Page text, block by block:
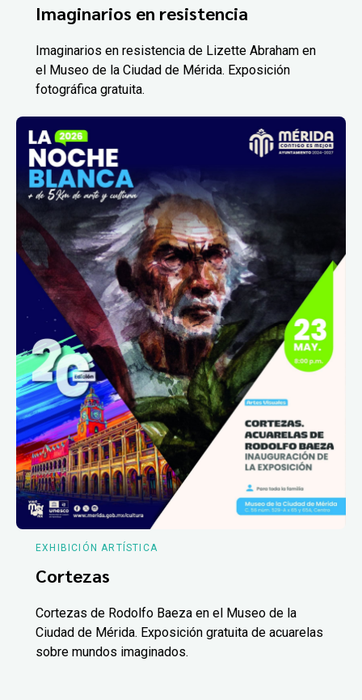
Imaginarios en resistencia
Imaginarios en resistencia de Lizette Abraham en
el Museo de la Ciudad de Mérida. Exposición
fotográfica gratuita.
EXHIBICIÓN ARTÍSTICA
Cortezas
Cortezas de Rodolfo Baeza en el Museo de la
Ciudad de Mérida. Exposición gratuita de acuarelas
sobre mundos imaginados.